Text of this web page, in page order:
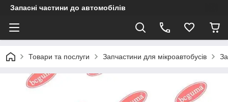
Запасні частини до автомобілів
Товари та послуги Запчастини для мікроавтобусів